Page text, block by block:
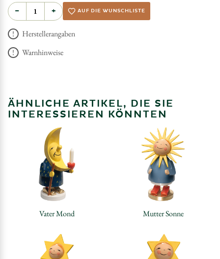
− + AUF DIE WUNSCHLISTE
Herstellerangaben
Warnhinweise
ÄHNLICHE ARTIKEL, DIE SIE
INTERESSIEREN KÖNNTEN
Vater Mond Mutter Sonne